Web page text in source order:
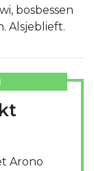
bosbessen
Alsjeblieft.
Arono